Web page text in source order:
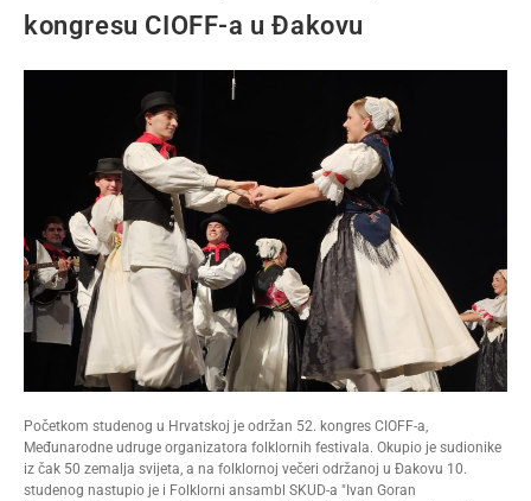
kongresu CIOFF-a u Đakovu
Početkom studenog u Hrvatskoj je održan 52. kongres CIOFF-a,
Međunarodne udruge organizatora folklornih festivala. Okupio je sudionike
iz čak 50 zemalja svijeta, a na folklornoj večeri održanoj u Đakovu 10.
studenog nastupio je i Folklorni ansambl SKUD-a "Ivan Goran